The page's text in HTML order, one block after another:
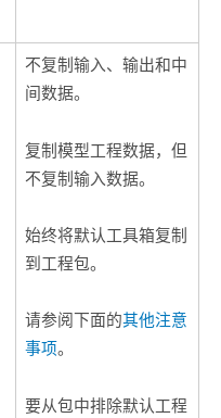
不复制输入、输出和中
间数据。
复制模型工程数据，但
不复制输入数据。
始终将默认工具箱复制
到工程包。
请参阅下面的其他注意
事项。
要从包中排除默认工程